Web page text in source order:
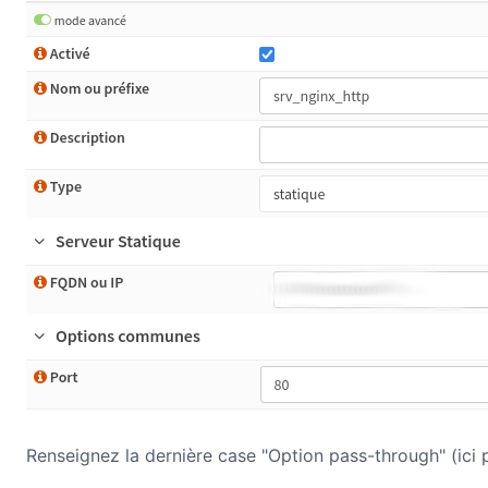
Renseignez la dernière case "Option pass-through" (ici